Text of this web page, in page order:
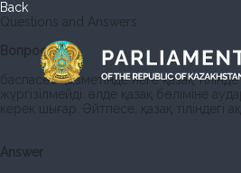
Back
Questions and Answers
Вопрос
баспасөз қызметінде неге қазақ
жүргізілмейді. әлде қазақ бөліміне
керек шығар. Әйтпесе, қазақ тіліндегі
Answer